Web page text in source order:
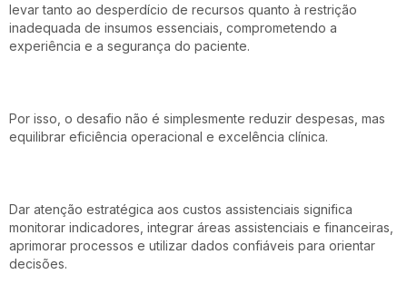
levar tanto ao desperdício de recursos quanto à restrição
inadequada de insumos essenciais, comprometendo a
experiência e a segurança do paciente.
Por isso, o desafio não é simplesmente reduzir despesas, mas
equilibrar eficiência operacional e excelência clínica.
Dar atenção estratégica aos custos assistenciais significa
monitorar indicadores, integrar áreas assistenciais e financeiras,
aprimorar processos e utilizar dados confiáveis para orientar
decisões.